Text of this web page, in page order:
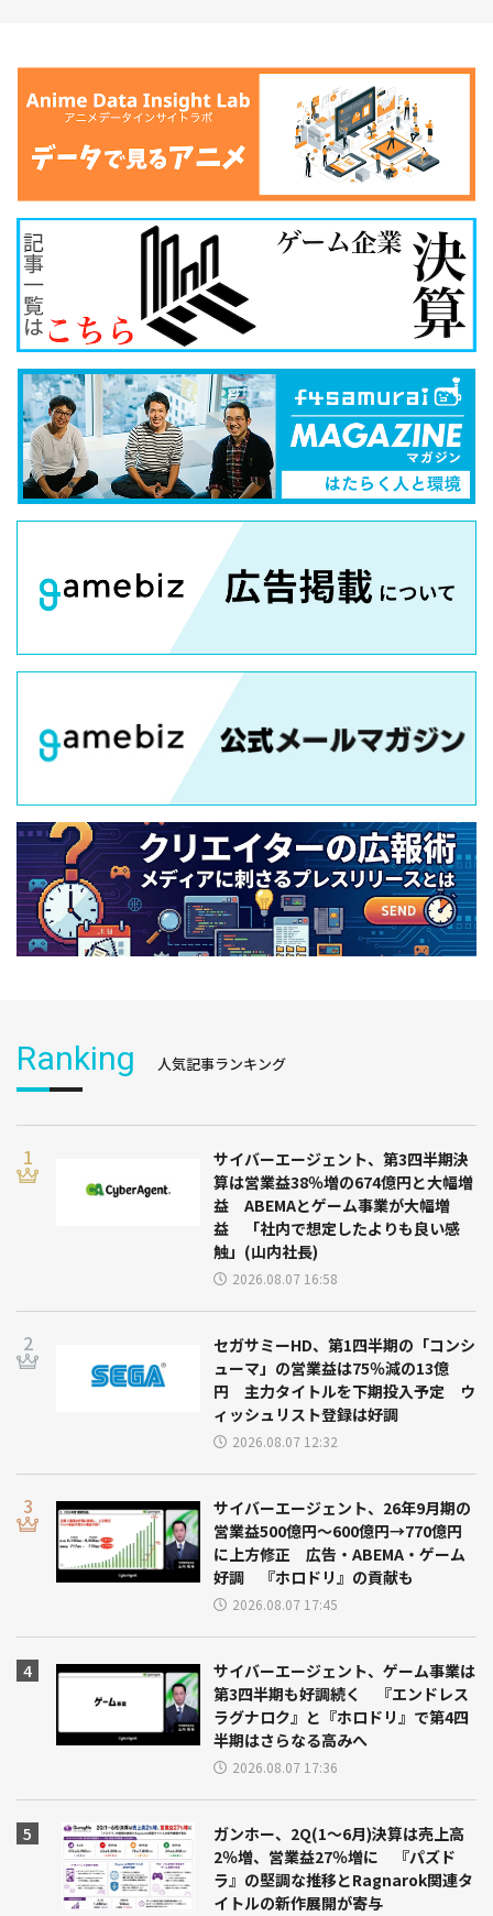
Ranking 人気記事ランキング
サイバーエージェント、第3四半期決
算は営業益38％増の674億円と大幅増
益 ABEMAとゲーム事業が大幅増
益 「社内で想定したよりも良い感
触」(山内社長)
2026.08.07 16:58
セガサミーHD、第1四半期の「コンシ
ューマ」の営業益は75％減の13億
円 主力タイトルを下期投入予定 ウ
ィッシュリスト登録は好調
2026.08.07 12:32
サイバーエージェント、26年9月期の
営業益500億円～600億円→770億円
に上方修正 広告・ABEMA・ゲーム
好調 『ホロドリ』の貢献も
2026.08.07 17:45
サイバーエージェント、ゲーム事業は
第3四半期も好調続く 『エンドレス
ラグナロク』と『ホロドリ』で第4四
半期はさらなる高みへ
2026.08.07 17:36
ガンホー、2Q(1～6月)決算は売上高
2％増、営業益27％増に 『パズド
ラ』の堅調な推移とRagnarok関連タ
イトルの新作展開が寄与